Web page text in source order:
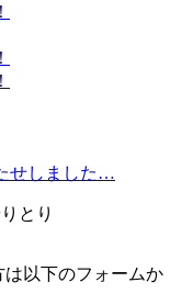
せしました…
とり
以下のフォームか